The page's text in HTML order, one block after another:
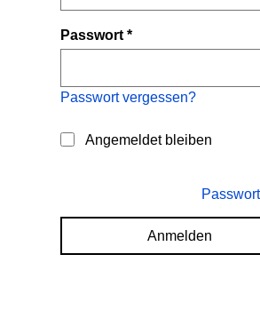
Passwort*
Passwort vergessen?
Angemeldet bleiben
Anmelden